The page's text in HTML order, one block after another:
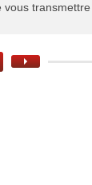
vous